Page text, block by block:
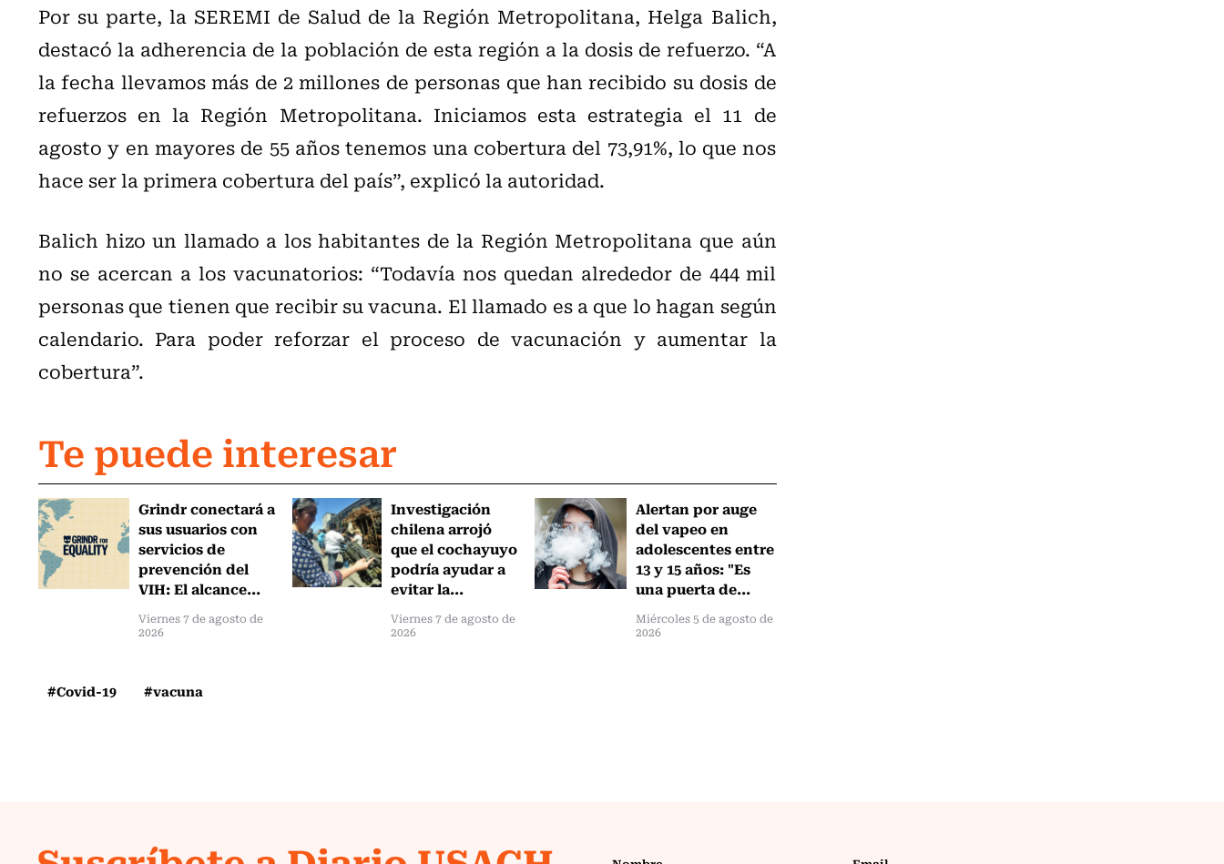
Por su parte, la SEREMI de Salud de la Región Metropolitana, Helga Balich,
destacó la adherencia de la población de esta región a la dosis de refuerzo. “A
la fecha llevamos más de 2 millones de personas que han recibido su dosis de
refuerzos en la Región Metropolitana. Iniciamos esta estrategia el 11 de
agosto y en mayores de 55 años tenemos una cobertura del 73,91%, lo que nos
hace ser la primera cobertura del país”, explicó la autoridad.
Balich hizo un llamado a los habitantes de la Región Metropolitana que aún
no se acercan a los vacunatorios: “Todavía nos quedan alrededor de 444 mil
personas que tienen que recibir su vacuna. El llamado es a que lo hagan según
calendario. Para poder reforzar el proceso de vacunación y aumentar la
cobertura”.
Te puede interesar
Grindr conectará a
sus usuarios con
servicios de
prevención del
VIH: El alcance...
Viernes 7 de agosto de
2026
Investigación
chilena arrojó
que el cochayuyo
podría ayudar a
evitar la...
Viernes 7 de agosto de
2026
Alertan por auge
del vapeo en
adolescentes entre
13 y 15 años: "Es
una puerta de...
Miércoles 5 de agosto de
2026
#Covid-19 #vacuna